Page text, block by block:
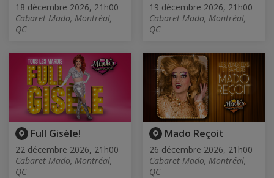
18 décembre 2026, 21h00
Cabaret Mado, Montréal,
QC
19 décembre 2026, 21h00
Cabaret Mado, Montréal,
QC
Full Gisèle!
22 décembre 2026, 21h00
Cabaret Mado, Montréal,
QC
Mado Reçoit
26 décembre 2026, 21h00
Cabaret Mado, Montréal,
QC